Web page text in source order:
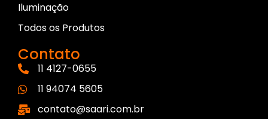
Iluminação
Todos os Produtos
Contato
11 4127-0655
11 94074 5605
contato@saari.com.br